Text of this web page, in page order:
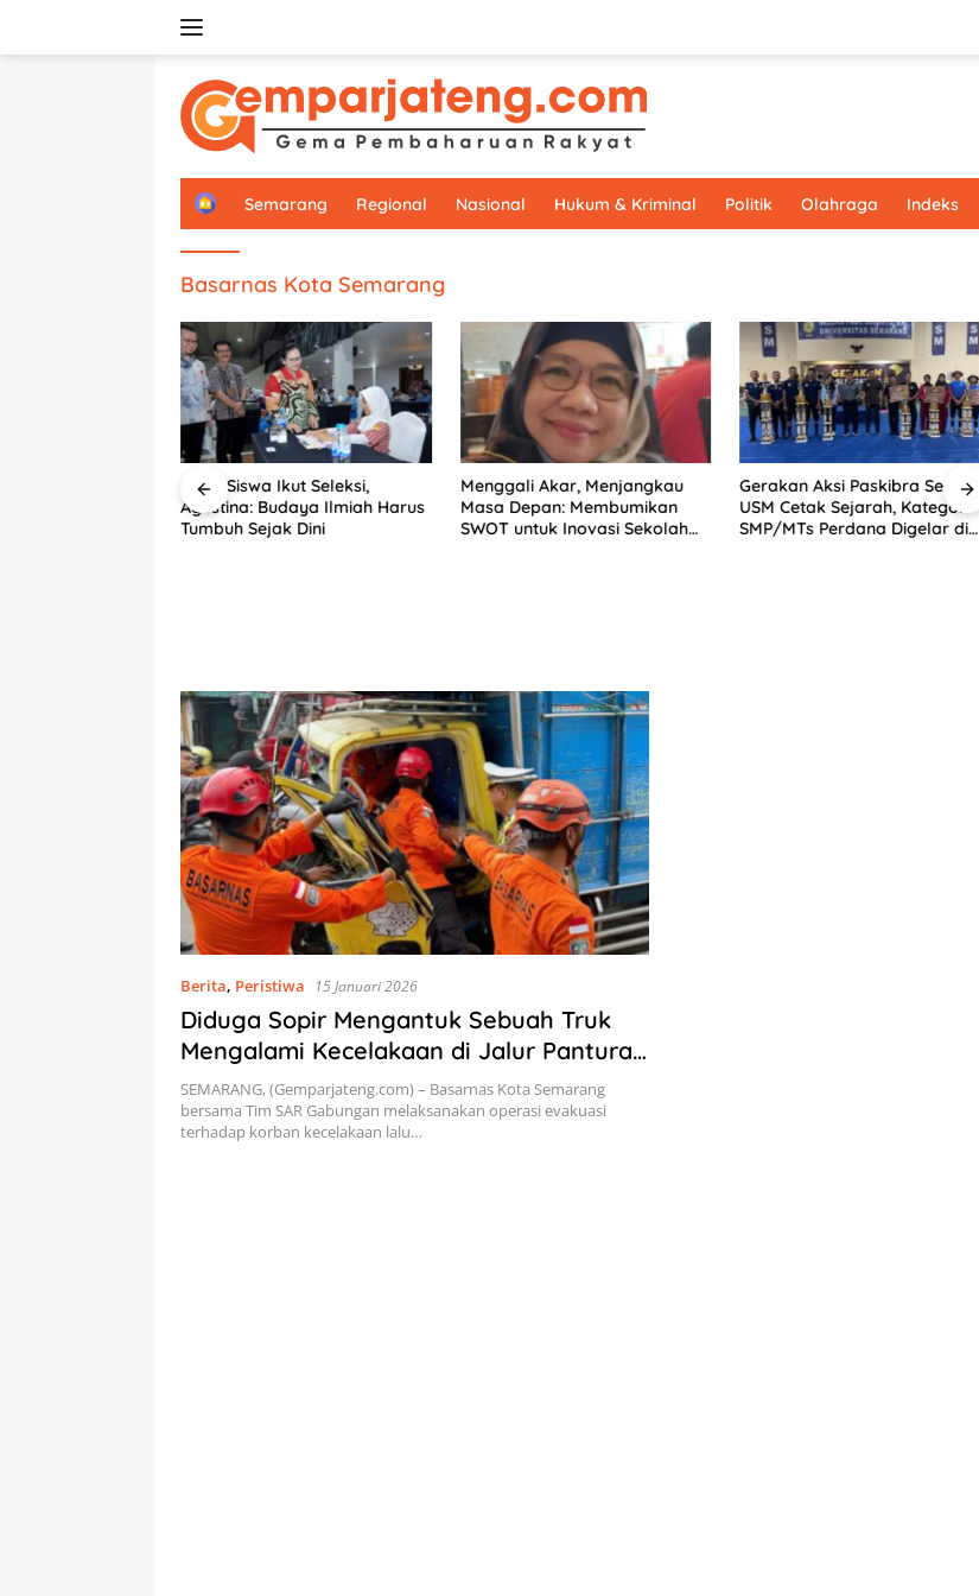
H
Semarang Regional Nasional Hukum & Kriminal Politik Olahraga Indeks
Basarnas Kota Semarang
6.292 Siswa Ikut Seleksi,
Agustina: Budaya Ilmiah Harus
Tumbuh Sejak Dini
Menggali Akar, Menjangkau
Masa Depan: Membumikan
SWOT untuk Inovasi Sekolah
Gerakan Aksi Paskibra Series X
USM Cetak Sejarah, Kategori
SMP/MTs Perdana Digelar di
Berita, Peristiwa 15 Januari 2026
Diduga Sopir Mengantuk Sebuah Truk
Mengalami Kecelakaan di Jalur Pantura
Semarang-Kendal, Satu Orang
Meninggal Dunia
SEMARANG, (Gemparjateng.com) – Basarnas Kota Semarang
bersama Tim SAR Gabungan melaksanakan operasi evakuasi
terhadap korban kecelakaan lalu…